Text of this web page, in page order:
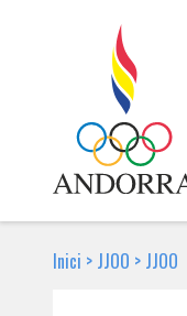
Inici > JJOO > JJOO